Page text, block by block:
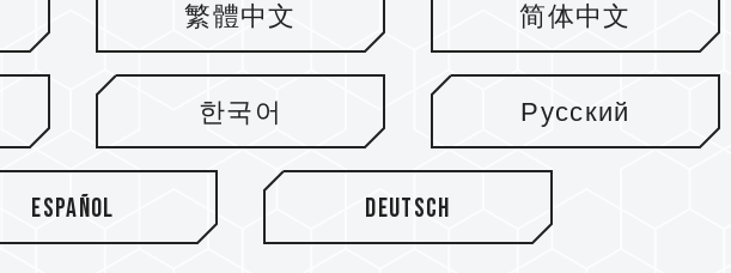
繁體中文 简体中文
한국어 Русский
Español Deutsch